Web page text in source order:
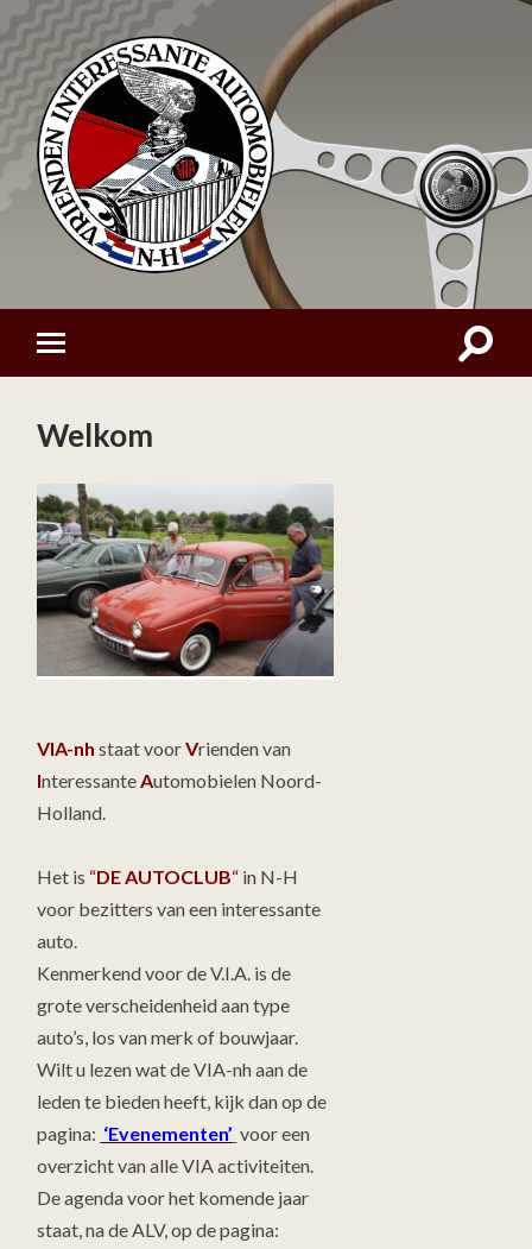
Welkom
VIA-nh staat voorVrienden van
InteressanteAutomobielen Noord-
Holland.
Het is “DE AUTOCLUB“ in N-H
voor bezitters van een interessante
auto.
Kenmerkend voor de V.I.A. is de
grote verscheidenheid aan type
auto’s, los van merk of bouwjaar.
Wilt u lezen wat de VIA-nh aan de
leden te bieden heeft, kijk dan op de
pagina: ‘Evenementen’ voor een
overzicht van alle VIA activiteiten.
De agenda voor het komende jaar
staat, na de ALV, op de pagina: